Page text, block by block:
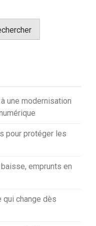
une modernisation
pour protéger les
emprunts en
qui change dès